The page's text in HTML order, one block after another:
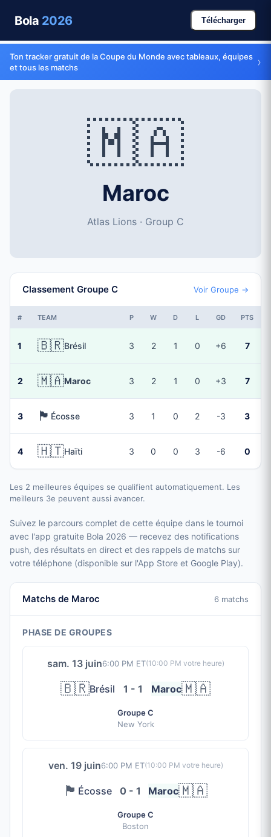
Bola 2026 Télécharger
Ton tracker gratuit de la Coupe du Monde avec tableaux, équipes
et tous les matchs
›
🇲🇦
Maroc
Atlas Lions · Group C
Classement Groupe C Voir Groupe →
# TEAM P W D L GD PTS
1 🇧🇷Brésil 3 2 1 0 +6 7
2 🇲🇦Maroc 3 2 1 0 +3 7
3 🏴󠁧󠁢󠁳󠁣󠁴󠁿 Écosse 3 1 0 2 -3 3
4 🇭🇹Haïti 3 0 0 3 -6 0
Les 2 meilleures équipes se qualifient automatiquement. Les
meilleurs 3e peuvent aussi avancer.
Suivez le parcours complet de cette équipe dans le tournoi
avec l'app gratuite Bola 2026 — recevez des notifications
push, des résultats en direct et des rappels de matchs sur
votre téléphone (disponible sur l'App Store et Google Play).
Matchs de Maroc 6 matchs
PHASE DE GROUPES
sam. 13 juin6:00 PM ET(10:00 PM votre heure)
🇧🇷Brésil 1 - 1 Maroc🇲🇦
Groupe C
New York
ven. 19 juin6:00 PM ET(10:00 PM votre heure)
🏴󠁧󠁢󠁳󠁣󠁴󠁿 Écosse 0 - 1 Maroc🇲🇦
Groupe C
Boston